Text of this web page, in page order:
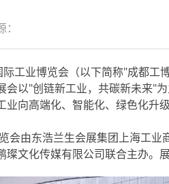
业博览会（以下简称"成都工
会以"创链新工业，共碳新未来"
业向高端化、智能化、绿色化
由东浩兰生会展集团上海工业
璨文化传媒有限公司联合主办。